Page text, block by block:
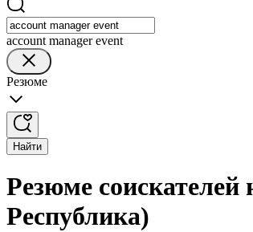
account manager event
Резюме
Найти
Резюме
Республика)